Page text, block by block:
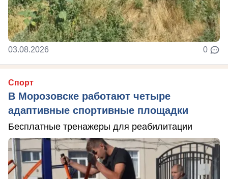
03.08.2026 0
Спорт
В Морозовске работают четыре
адаптивные спортивные площадки
Бесплатные тренажеры для реабилитации